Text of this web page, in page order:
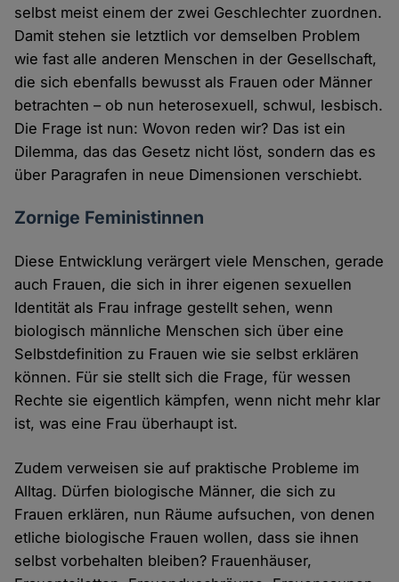
selbst meist einem der zwei Geschlechter zuordnen.
Damit stehen sie letztlich vor demselben Problem
wie fast alle anderen Menschen in der Gesellschaft,
die sich ebenfalls bewusst als Frauen oder Männer
betrachten – ob nun heterosexuell, schwul, lesbisch.
Die Frage ist nun: Wovon reden wir? Das ist ein
Dilemma, das das Gesetz nicht löst, sondern das es
über Paragrafen in neue Dimensionen verschiebt.
Zornige Feministinnen
Diese Entwicklung verärgert viele Menschen, gerade
auch Frauen, die sich in ihrer eigenen sexuellen
Identität als Frau infrage gestellt sehen, wenn
biologisch männliche Menschen sich über eine
Selbstdefinition zu Frauen wie sie selbst erklären
können. Für sie stellt sich die Frage, für wessen
Rechte sie eigentlich kämpfen, wenn nicht mehr klar
ist, was eine Frau überhaupt ist.
Zudem verweisen sie auf praktische Probleme im
Alltag. Dürfen biologische Männer, die sich zu
Frauen erklären, nun Räume aufsuchen, von denen
etliche biologische Frauen wollen, dass sie ihnen
selbst vorbehalten bleiben? Frauenhäuser,